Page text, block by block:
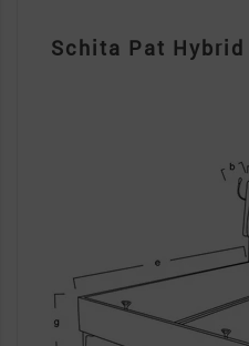
Schita Pat Hybrid